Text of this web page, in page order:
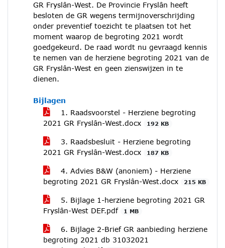
GR Fryslân-West. De Provincie Fryslân heeft
besloten de GR wegens termijnoverschrijding
onder preventief toezicht te plaatsen tot het
moment waarop de begroting 2021 wordt
goedgekeurd. De raad wordt nu gevraagd kennis
te nemen van de herziene begroting 2021 van de
GR Fryslân-West en geen zienswijzen in te
dienen.
Bijlagen
1. Raadsvoorstel - Herziene begroting
2021 GR Fryslân-West.docx
192 KB
3. Raadsbesluit - Herziene begroting
2021 GR Fryslân-West.docx
187 KB
4. Advies B&W (anoniem) - Herziene
begroting 2021 GR Fryslân-West.docx
215 KB
5. Bijlage 1-herziene begroting 2021 GR
Fryslân-West DEF.pdf
1 MB
6. Bijlage 2-Brief GR aanbieding herziene
begroting 2021 db 31032021